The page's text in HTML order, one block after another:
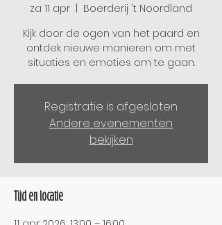
za 11 apr
Boerderij 't Noordland
Kijk door de ogen van het paard en
ontdek nieuwe manieren om met
situaties en emoties om te gaan.
Registratie is afgesloten
Andere evenementen
bekijken
Tijd en locatie